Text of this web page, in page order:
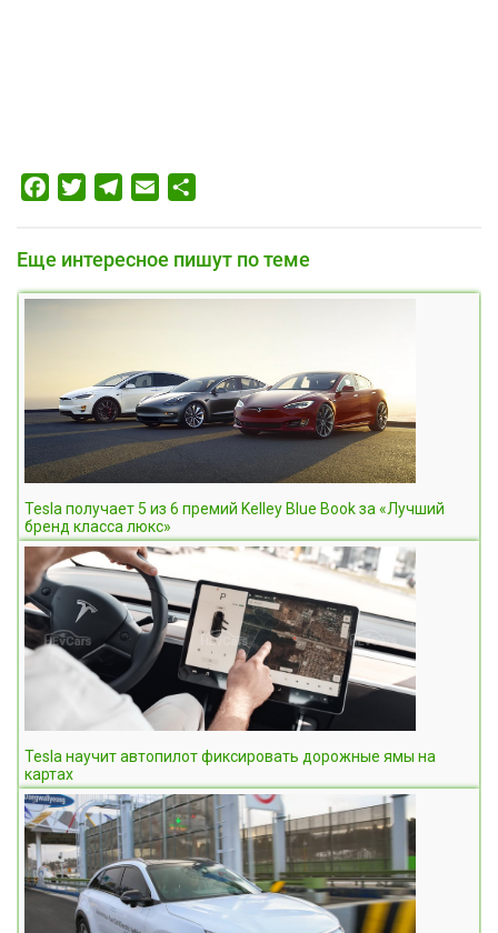
FacebookTwitterTelegram
Email
Еще интересное пишут по теме
Tesla получает 5 из 6 премий Kelley Blue Book за «Лучший
бренд класса люкс»
Tesla научит автопилот фиксировать дорожные ямы на
картах